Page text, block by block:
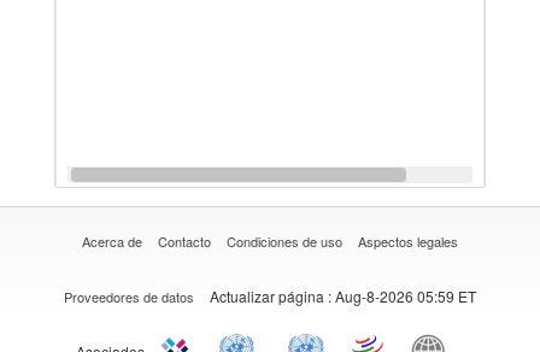
Acerca de Contacto Condiciones de uso Aspectos legales
Proveedores de datos Actualizar página : Aug-8-2026 05:59 ET